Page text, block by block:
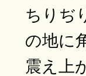
ちりぢ
の地に
震え上